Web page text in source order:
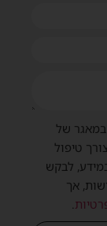
של
טיפול
לבקש
אך
.